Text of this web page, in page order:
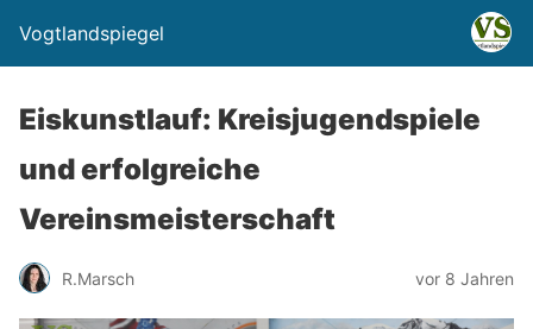
Vogtlandspiegel
Eiskunstlauf: Kreisjugendspiele
und erfolgreiche
Vereinsmeisterschaft
R.Marsch vor 8 Jahren